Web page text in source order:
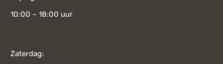
10:00 – 18:00 uur
Zaterdag: